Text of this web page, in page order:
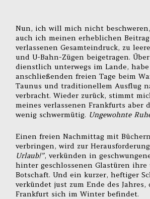
Nun, ich will mich nicht
auch ich meinen erheblichen
verlassenen Gesamteindruck, zu
und U-Bahn-Zügen beigetragen.
dienstlich unterwegs im Lande,
anschließenden freien Tage beim
Taunus und traditionellem Ausflug
verbracht. Wieder zurück, stimmt
meines verlassenen Frankfurts aber
wenig schwermütig. Ungewohnte
Einen freien Nachmittag mit
verbringen, wird zur
Urlaub!”, verkünden in
hinter geschlossenen Glastüren
Botschaft. Und ein kurzer, heftiger
verkündet just zum Ende des Jahres,
Frankfurt sich im Winter befindet.